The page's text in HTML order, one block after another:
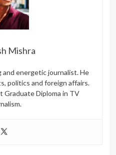
Mishra
and energetic journalist. He
politics and foreign affairs.
Graduate Diploma in TV